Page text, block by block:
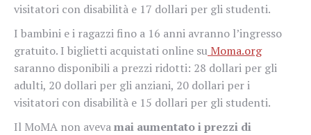
visitatori con disabilità e 17 dollari per gli studenti.
I bambini e i ragazzi fino a 16 anni avranno l’ingresso
gratuito. I biglietti acquistati online suMoma.org
saranno disponibili a prezzi ridotti: 28 dollari per gli
adulti, 20 dollari per gli anziani, 20 dollari per i
visitatori con disabilità e 15 dollari per gli studenti.
Il MoMA non avevamai aumentato i prezzi di